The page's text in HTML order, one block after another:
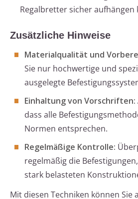
Regalbretter sicher aufhängen
Zusätzliche Hinweise
Materialqualität und
Sie nur hochwertige und
ausgelegte
Einhaltung von Vorschriften:
dass alle
Normen entsprechen.
Regelmäßige Kontrolle:
regelmäßig die
stark belasteten
Mit diesen Techniken können Sie